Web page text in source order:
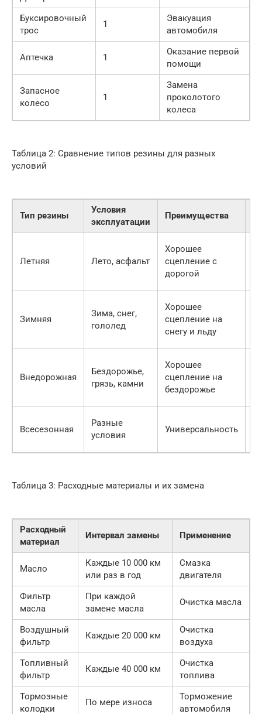
Буксировочный
трос
1
Эвакуация
автомобиля
Аптечка 1
Оказание первой
помощи
Запасное
колесо
1
Замена
проколотого
колеса
Таблица 2: Сравнение типов резины для разных
условий
Тип резины
Условия
эксплуатации
Преимущества
Летняя Лето, асфальт
Хорошее
сцепление с
дорогой
Зимняя
Зима, снег,
гололед
Хорошее
сцепление на
снегу и льду
Внедорожная
Бездорожье,
грязь, камни
Хорошее
сцепление на
бездорожье
Всесезонная
Разные
условия
Универсальность
Таблица 3: Расходные материалы и их замена
Расходный
материал
Интервал замены Применение
Масло
Каждые 10 000 км
или раз в год
Смазка
двигателя
Фильтр
масла
При каждой
замене масла
Очистка масла
Воздушный
фильтр
Каждые 20 000 км
Очистка
воздуха
Топливный
фильтр
Каждые 40 000 км
Очистка
топлива
Тормозные
колодки
По мере износа
Торможение
автомобиля